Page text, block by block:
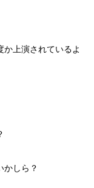
上演されているよ
かしら？